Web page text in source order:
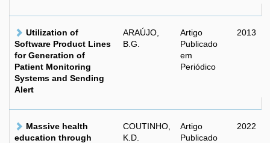
Utilization of
Software Product Lines
for Generation of
Patient Monitoring
Systems and Sending
Alert
ARAÚJO,
B.G.
Artigo
Publicado
em
Periódico
2013
Massive health
education through
COUTINHO,
K.D.
Artigo
Publicado
2022